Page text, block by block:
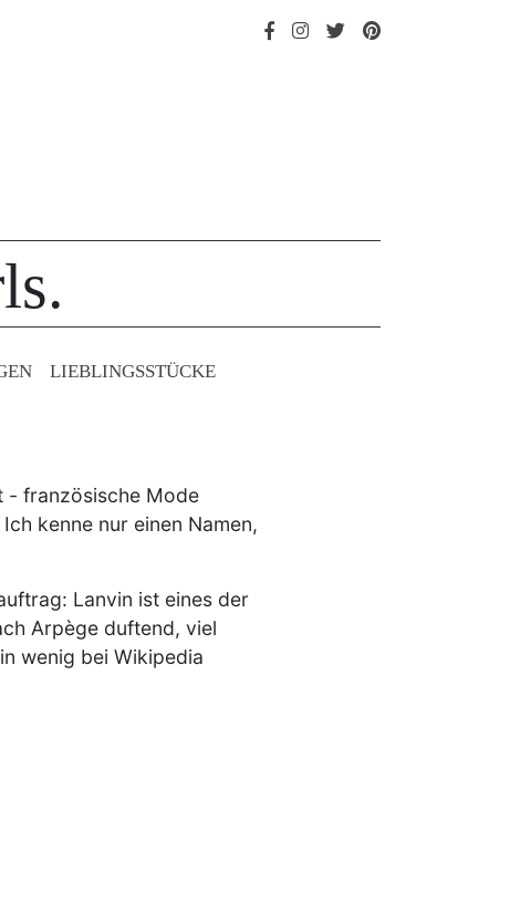
LIEBLINGS­STÜCKE
- französische Mode
kenne nur einen Namen,
Lanvin ist eines der
Arpège duftend, viel
wenig bei Wikipedia